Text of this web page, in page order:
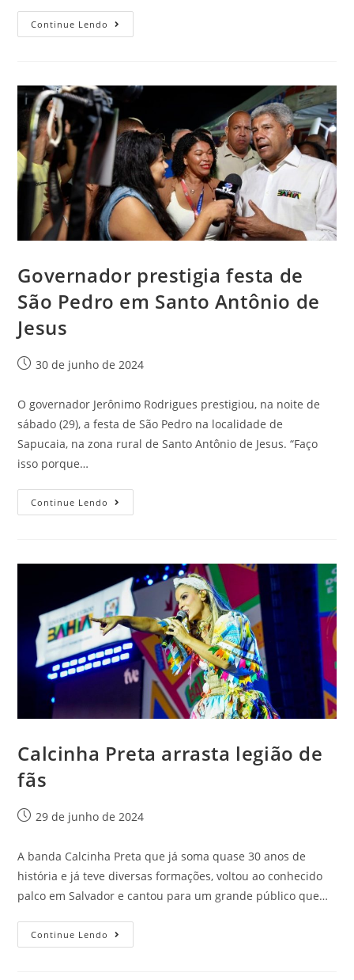
Continue Lendo
Governador prestigia festa de
São Pedro em Santo Antônio de
Jesus
30 de junho de 2024
O governador Jerônimo Rodrigues prestigiou, na noite de
sábado (29), a festa de São Pedro na localidade de
Sapucaia, na zona rural de Santo Antônio de Jesus. “Faço
isso porque…
Continue Lendo
Calcinha Preta arrasta legião de
fãs
29 de junho de 2024
A banda Calcinha Preta que já soma quase 30 anos de
história e já teve diversas formações, voltou ao conhecido
palco em Salvador e cantou para um grande público que…
Continue Lendo